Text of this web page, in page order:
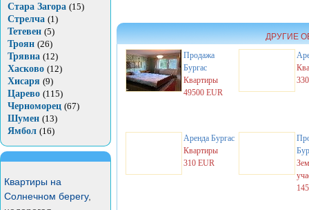
Стара Загора (15)
Стрелча (1)
Тетевен (5)
Троян (26)
Трявна (12)
Хасково (12)
Хисаря (9)
Царево (115)
Черноморец (67)
Шумен (13)
Ямбол (16)
Квартиры на
Солнечном берегу,
ДРУГИЕ
Продажа
Бургас
Квартиры
49500 EUR
Аренда Бургас
Квартиры
310 EUR